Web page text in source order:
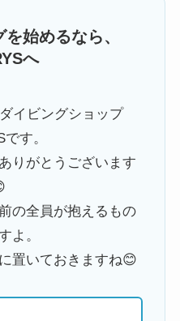
始めるなら、
へ
イビングショップ
す。
りがとうございます
の全員が抱えるもの
よ。
置いておきますね😊